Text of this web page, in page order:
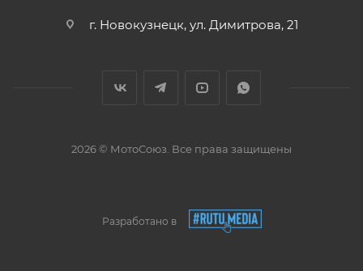
г. Новокузнецк, ул. Димитрова, 21
2026 © МотоСоюз. Все права защищены
Разработано в